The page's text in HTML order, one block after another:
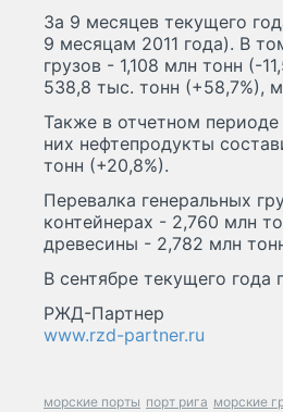
За 9 месяцев текущего
9 месяцам 2011 года). В
грузов - 1,108 млн тонн (-
538,8 тыс. тонн (+58,7%),
Также в отчетном периоде
них нефтепродукты
тонн (+20,8%).
Перевалка генеральных
контейнерах - 2,760 млн
древесины - 2,782 млн
В сентябре текущего года
РЖД-Партнер
www.rzd-partner.ru
морские порты порт рига морские